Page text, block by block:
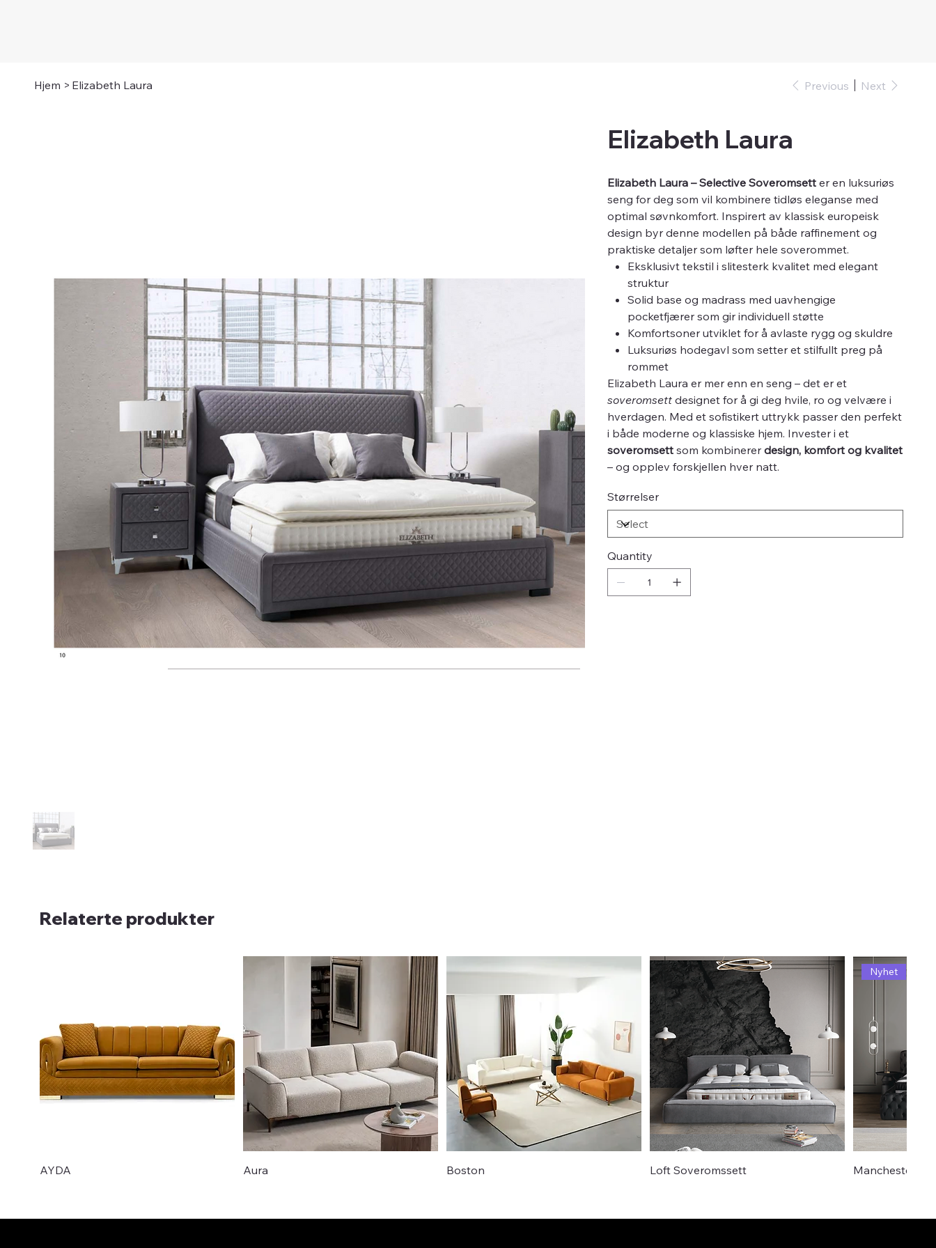
Hjem > Elizabeth Laura Previous Next
Elizabeth Laura
Elizabeth Laura – Selective Soveromsett er en luksuriøs
seng for deg som vil kombinere tidløs eleganse med
optimal søvnkomfort. Inspirert av klassisk europeisk
design byr denne modellen på både raffinement og
praktiske detaljer som løfter hele soverommet.
Eksklusivt tekstil i slitesterk kvalitet med elegant
struktur
Solid base og madrass med uavhengige
pocketfjærer som gir individuell støtte
Komfortsoner utviklet for å avlaste rygg og skuldre
Luksuriøs hodegavl som setter et stilfullt preg på
rommet
Elizabeth Laura er mer enn en seng – det er et
soveromsett designet for å gi deg hvile, ro og velvære i
hverdagen. Med et sofistikert uttrykk passer den perfekt
i både moderne og klassiske hjem. Invester i et
soveromsett som kombinerer design, komfort og kvalitet
– og opplev forskjellen hver natt.
Størrelser
Quantity
Relaterte produkter
AYDA Aura Boston Loft Soveromssett
Nyhet
Manchester